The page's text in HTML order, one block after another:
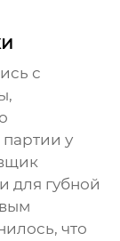
с
,
у
для губной
что